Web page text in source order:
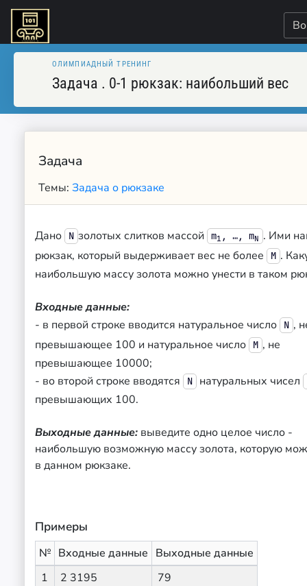
ОЛИМПИАДНЫЙ ТРЕНИНГ
Задача . 0-1 рюкзак: наибольший вес
Задача
Темы: Задача о рюкзаке
Дано N золотых слитков массой m1 , …, mN . Ими
рюкзак, который выдерживает вес не более
M .
наибольшую массу золота можно унести в таком
Входные данные:
- в первой строке вводится натуральное число
N ,
превышающее 100 и натуральное число
M , не
превышающее 10000;
- во второй строке вводятся
N
натуральных чисел
превышающих 100.
Выходные данные: выведите одно целое число -
наибольшую возможную массу золота, которую
в данном рюкзаке.
Примеры
№ Входные данные Выходные данные
1
2 3195
79